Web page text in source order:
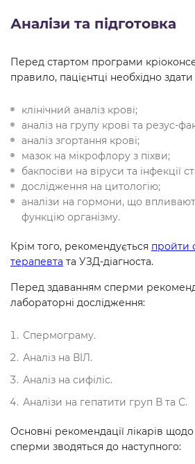
Аналізи та підготовка
Перед стартом програми
правило, пацієнтці необхідно здати
клінічний аналіз крові;
аналіз на групу крові та резус-
аналіз згортання крові;
мазок на мікрофлору з піхви;
бакпосіви на віруси та інфекції
дослідження на цитологію;
аналізи на гормони, що
функцію організму.
Крім того, рекомендується пройти
терапевта та УЗД-діагноста.
Перед здаванням сперми
лабораторні дослідження:
Спермограму.
Аналіз на ВІЛ.
Аналіз на сифіліс.
Аналізи на гепатити груп В та С.
Основні рекомендації лікарів щодо
сперми зводяться до наступного: